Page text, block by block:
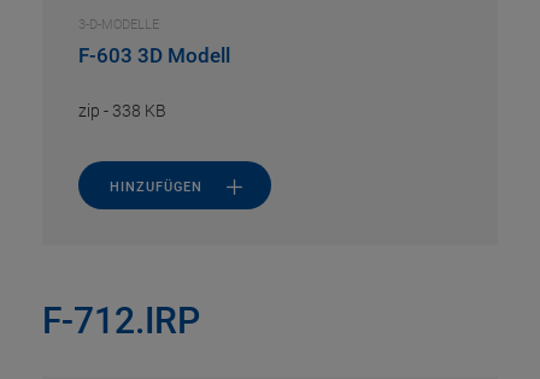
3-D-MODELLE
F-603 3D Modell
zip - 338 KB
HINZUFÜGEN
F-712.IRP